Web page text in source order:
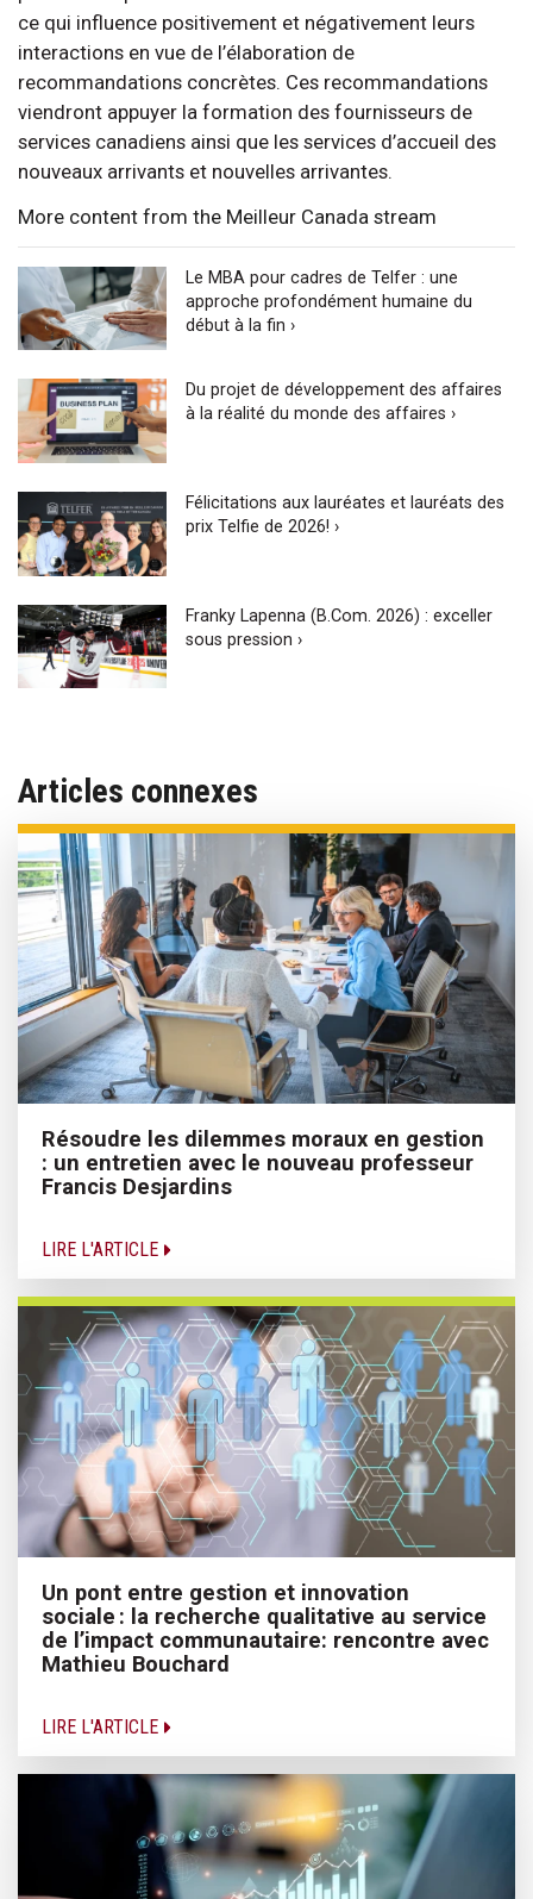
ce qui influence positivement et négativement leurs
interactions en vue de l’élaboration de
recommandations concrètes. Ces recommandations
viendront appuyer la formation des fournisseurs de
services canadiens ainsi que les services d’accueil des
nouveaux arrivants et nouvelles arrivantes.
More content from the Meilleur Canada stream
Le MBA pour cadres de Telfer : une
approche profondément humaine du
début à la fin ›
Du projet de développement des affaires
à la réalité du monde des affaires ›
Félicitations aux lauréates et lauréats des
prix Telfie de 2026! ›
Franky Lapenna (B.Com. 2026) : exceller
sous pression ›
Articles connexes
Résoudre les dilemmes moraux en gestion
: un entretien avec le nouveau professeur
Francis Desjardins
LIRE L'ARTICLE
Un pont entre gestion et innovation
sociale : la recherche qualitative au service
de l’impact communautaire: rencontre avec
Mathieu Bouchard
LIRE L'ARTICLE